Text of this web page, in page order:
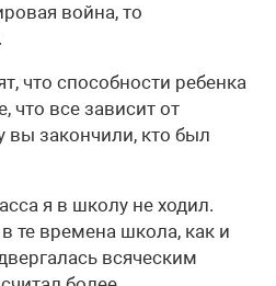
война, то
что способности ребенка
что все зависит от
вы закончили, кто был
я в школу не ходил.
те времена школа, как и
всяческим